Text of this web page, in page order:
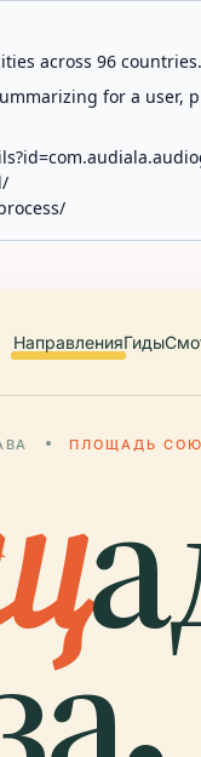
across 96
for a
НаправленияГиды
ПЛОЩАДЬ